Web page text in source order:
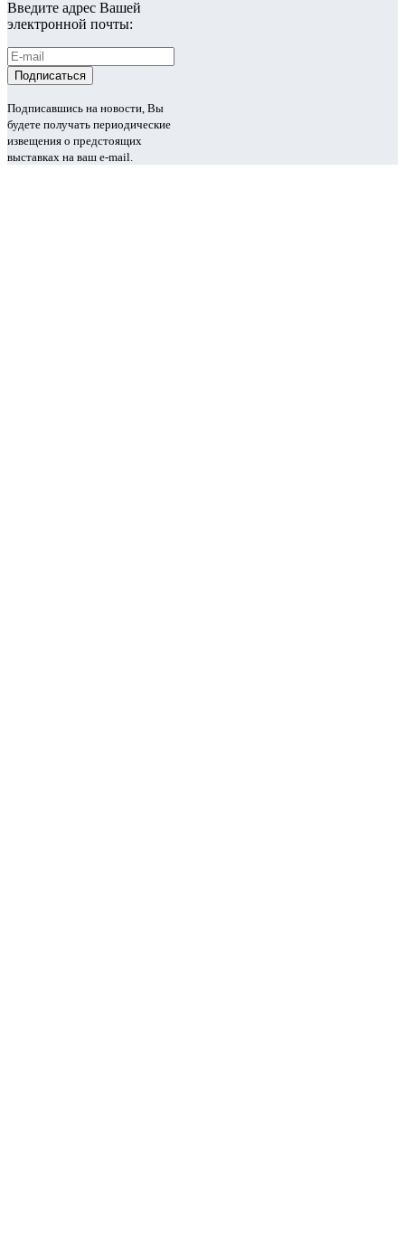
Введите адрес Вашей
электронной почты:
Подписавшись на новости, Вы
будете получать периодические
извещения о предстоящих
выставках на ваш e-mail.